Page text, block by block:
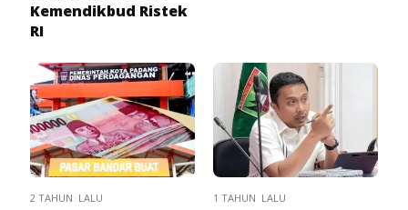
Kemendikbud Ristek
RI
2 TAHUN LALU 1 TAHUN LALU